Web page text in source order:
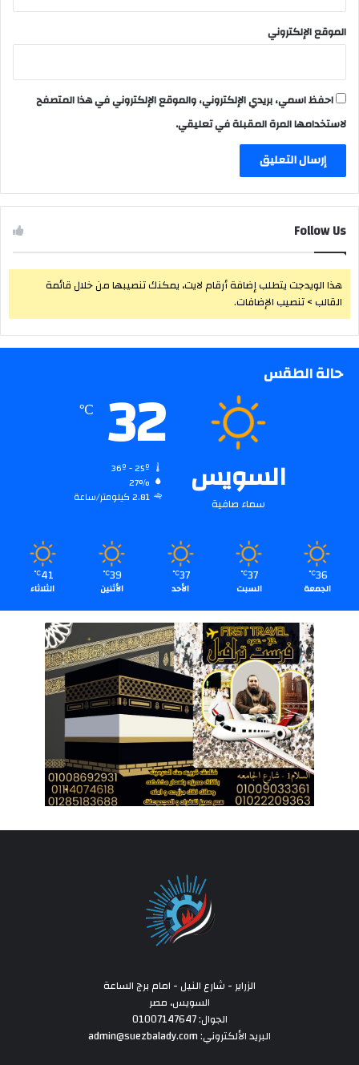
الموقع الإلكتروني
احفظ اسمي، بريدي الإلكتروني، والموقع الإلكتروني في هذا المتصفح
لاستخدامها المرة المقبلة في تعليقي.
Follow Us
هذا الويدجت يتطلب إضافة أرقام لايت، يمكنك تنصيبها من خلال قائمة
القالب > تنصيب الإضافات.
حالة الطقس
السويس
سماء صافية
32
℃
27%
2.81 كيلومتر/ساعة
36
℃
الجمعة
37
℃
السبت
37
℃
الأحد
39
℃
الأثنين
41
℃
الثلاثاء
الزراير - شارع النيل - امام برج الساعة
السويس، مصر
الجوال: 01007147647
البريد الألكتروني: admin@suezbalady.com